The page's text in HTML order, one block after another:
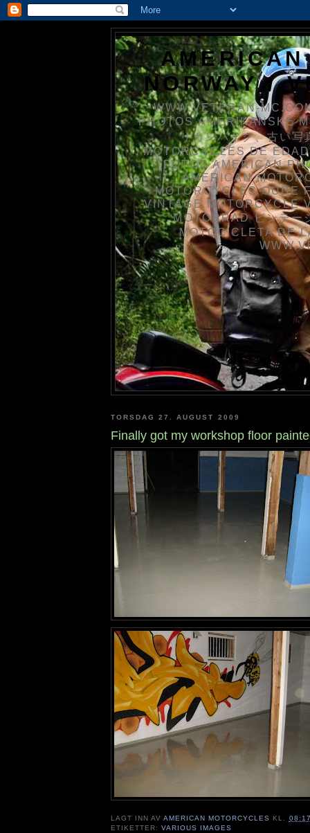
NORWAY /
WWW.VETERAN-
PHOTOS AMERIKANSKE
リカンバイク、古い
MOTORCYCLES DE
FOTOS AMERICAN
AMERICAN
MOTORCYCLES OUDE
VINTAGE MOTORCYCLE
MOTORRAD ビンテ
MOTOCICLETA DE
TORSDAG 27. AUGUST 2009
Finally got my workshop floor
LAGT INN AVAMERICAN MOTORCYCLES KL.
ETIKETTER:VARIOUS IMAGES